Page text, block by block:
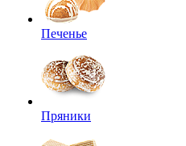
Печенье
Пряники